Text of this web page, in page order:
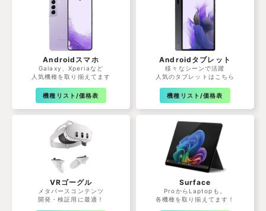
Androidスマホ
Galaxy、Xperiaなど
人気機種を取り揃えてます
機種リスト/価格表
Androidタブレット
様々なシーンで活躍
人気のタブレットはこちら
機種リスト/価格表
VRゴーグル
メタバースコンテンツ
開発・検証用に最適！
Surface
ProからLaptopも。
各機種を取り揃えてます！